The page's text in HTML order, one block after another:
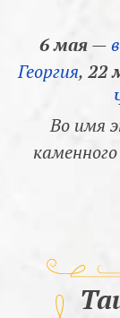
6 мая—
Георгия, 22
Во имя